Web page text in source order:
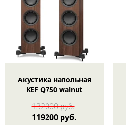
Акустика напольная
KEF Q750 walnut
132000 руб.
119200 руб.